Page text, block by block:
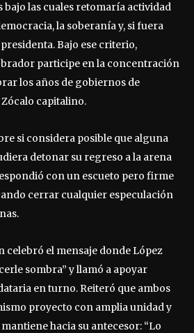
bajo las cuales retomaría actividad
la soberanía y, si fuera
Bajo ese criterio,
participe en la concentración
los años de gobiernos de
capitalino.
si considera posible que alguna
detonar su regreso a la arena
con un escueto pero firme
cerrar cualquier especulación
celebró el mensaje donde López
sombra” y llamó a apoyar
en turno. Reiteró que ambos
proyecto con amplia unidad y
hacia su antecesor: “Lo